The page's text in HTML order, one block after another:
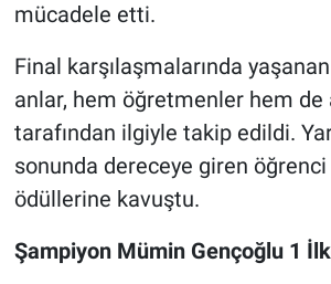
mücadele etti.
Final karşılaşmalarında
anlar, hem öğretmenler hem de
tarafından ilgiyle takip edildi.
sonunda dereceye giren
ödüllerine kavuştu.
Şampiyon Mümin Gençoğlu 1